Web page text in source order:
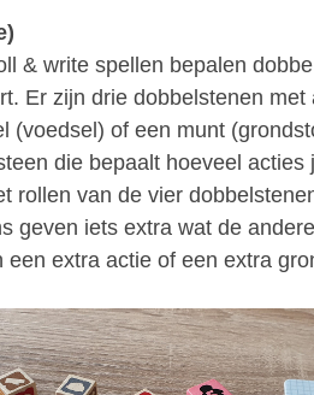
& write spellen bepalen
Er zijn drie dobbelstenen
(voedsel) of een munt
die bepaalt hoeveel acties
rollen van de vier
geven iets extra wat de
een extra actie of een extra